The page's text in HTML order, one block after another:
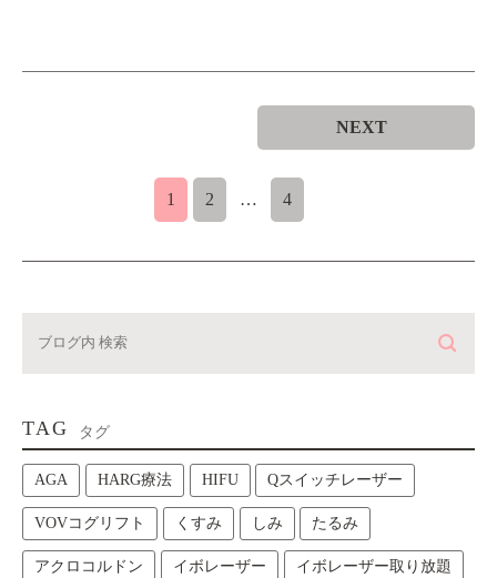
1 2 … 4
NEXT
TAG タグ
AGA HARG療法 HIFU Qスイッチレーザー
VOVコグリフト くすみ しみ たるみ
アクロコルドン イボレーザー イボレーザー取り放題